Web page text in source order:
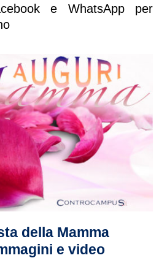
e WhatsApp per
della Mamma
e video